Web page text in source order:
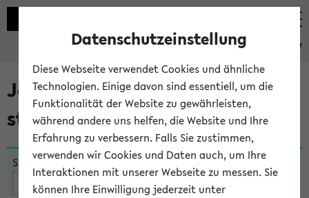
eKVV
Jetzt und in Kürze
stattfindende Veranstaltungen
Suche:
Datenschutzeinstellung
Diese Webseite verwendet Cookies und ähnliche
Technologien. Einige davon sind essentiell, um die
Funktionalität der Website zu gewährleisten,
während andere uns helfen, die Website und Ihre
Erfahrung zu verbessern. Falls Sie zustimmen,
verwenden wir Cookies und Daten auch, um Ihre
Interaktionen mit unserer Webseite zu messen. Sie
können Ihre Einwilligung jederzeit unter